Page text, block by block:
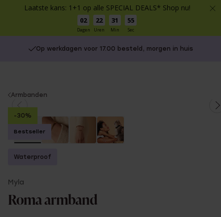
Laatste kans: 1+1 op alle SPECIAL DEALS* Shop nu!
02
Dagen
22
Uren
31
Min
55
Sec
Op werkdagen voor 17.00 besteld, morgen in huis
You
are
here:
Armbanden
-30%
Bestseller
Waterproof
Myla
Roma armband